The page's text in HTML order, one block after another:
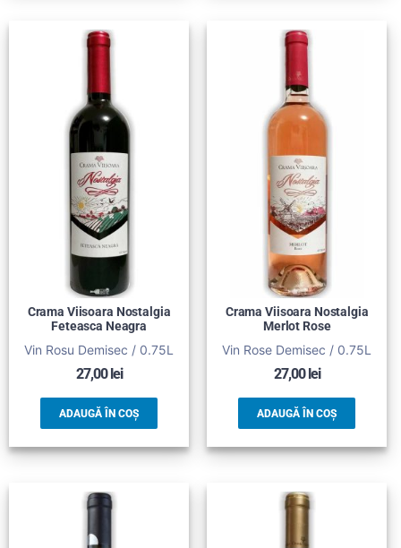
Crama Viisoara Nostalgia
Feteasca Neagra
Vin Rosu Demisec / 0.75L
27,00lei
ADAUGĂ ÎN COȘ
Crama Viisoara Nostalgia
Merlot Rose
Vin Rose Demisec / 0.75L
27,00lei
ADAUGĂ ÎN COȘ